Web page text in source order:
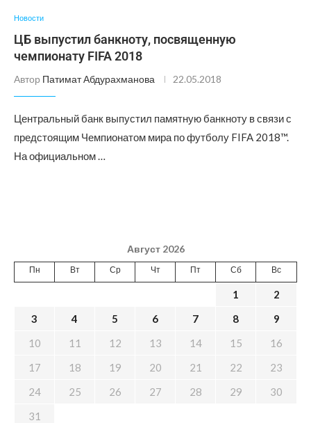
Новости
ЦБ выпустил банкноту, посвященную
чемпионату FIFA 2018
Автор Патимат Абдурахманова 22.05.2018
Центральный банк выпустил памятную банкноту в связи с
предстоящим Чемпионатом мира по футболу FIFA 2018™.
На официальном …
Август 2026
Пн Вт Ср Чт Пт Сб Вс
1
2
3
4 5 6 7 8
9
10
11 12 13 14 15
16
17
18 19 20 21 22
23
24
25 26 27 28 29
30
31